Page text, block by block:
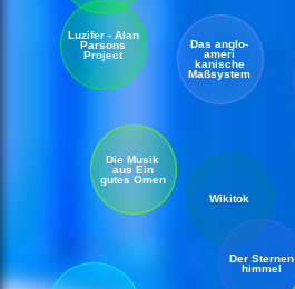
Luzifer - Alan
Parsons
Project
Das anglo-
ameri
kanische
Maßsystem
Die Musik
aus Ein
gutes Omen
Wikitok
Der Sternen
himmel